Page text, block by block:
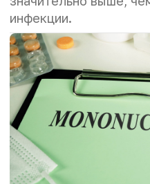
инфекции.